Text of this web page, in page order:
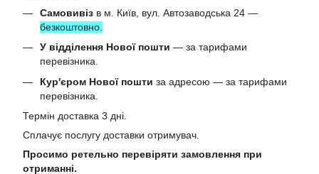
Самовивіз в м. Київ, вул. Автозаводська 24 —
безкоштовно.
У відділення Нової пошти — за тарифами
перевізника.
Кур'єром Нової пошти за адресою — за тарифами
перевізника.
Термін доставка 3 дні.
Сплачує послугу доставки отримувач.
Просимо ретельно перевіряти замовлення при
отриманні.